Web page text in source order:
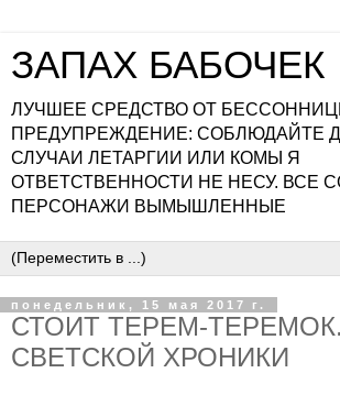
ЗАПАХ БАБОЧЕК
ЛУЧШЕЕ СРЕДСТВО ОТ
ПРЕДУПРЕЖДЕНИЕ: СОБЛЮДАЙТЕ
СЛУЧАИ ЛЕТАРГИИ ИЛИ КОМЫ Я
ОТВЕТСТВЕННОСТИ НЕ НЕСУ. ВСЕ
ПЕРСОНАЖИ ВЫМЫШЛЕННЫЕ
понедельник, 15 мая 2017 г.
СТОИТ ТЕРЕМ-
СВЕТСКОЙ ХРОНИКИ